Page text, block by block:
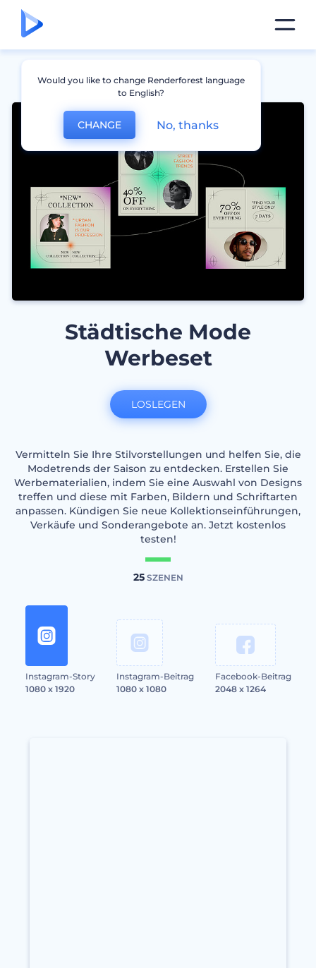
Städtische Mode
Werbeset
Vermitteln Sie Ihre Stilvorstellungen und helfen Sie, die
Modetrends der Saison zu entdecken. Erstellen Sie
Werbematerialien, indem Sie eine Auswahl von Designs
treffen und diese mit Farben, Bildern und Schriftarten
anpassen. Kündigen Sie neue Kollektionseinführungen,
Verkäufe und Sonderangebote an. Jetzt kostenlos
testen!
25SZENEN
Instagram-Story
1080 x 1920
Instagram-Beitrag
1080 x 1080
Facebook-Beitrag
2048 x 1264
LOSLEGEN
Would you like to change Renderforest language
to English?
CHANGE No, thanks